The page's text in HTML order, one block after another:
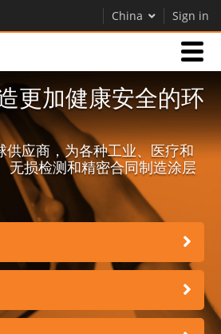
China Sign in
更加健康安全的环
供应商，为各种工业、医疗和
无损检测和精密合同制造涂层